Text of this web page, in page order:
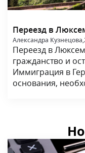
Переезд в
Александра Кузнецова,
Переезд в
гражданство и
Иммиграция в
основания,